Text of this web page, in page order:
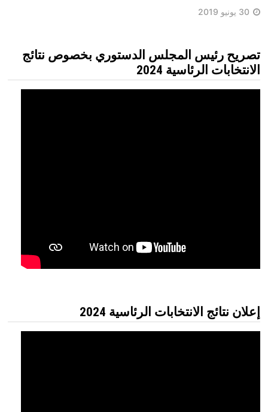
30 يونيو 2019
تصريح رئيس المجلس الدستوري بخصوص نتائج
الانتخابات الرئاسية 2024
إعلان نتائج الانتخابات الرئاسية 2024